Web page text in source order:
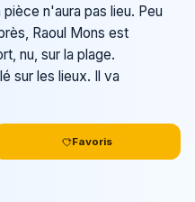
n'aura pas lieu. Peu
Raoul Mons est
nu, sur la plage.
sur les lieux. Il va
Favoris